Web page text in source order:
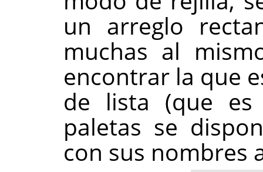
un arreglo
muchas al
encontrar la que
de lista (que es
paletas se
con sus nombres